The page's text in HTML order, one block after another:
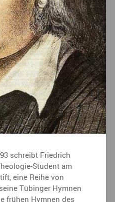
schreibt Friedrich
Student am
eine Reihe von
Tübinger Hymnen
frühen Hymnen des